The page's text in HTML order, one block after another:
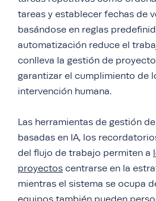
tareas y establecer fechas de
basándose en reglas
automatización reduce el
conlleva la gestión de
garantizar el cumplimiento de
intervención humana.
Las herramientas de gestión
basadas en IA, los
del flujo de trabajo permiten a
proyectos centrarse en la
mientras el sistema se ocupa